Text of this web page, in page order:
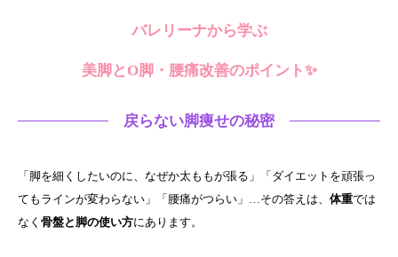
バレリーナから学ぶ
美脚とO脚・腰痛改善のポイント✨
戻らない脚痩せの秘密
「脚を細くしたいのに、なぜか太ももが張る」「ダイエットを頑張っ
てもラインが変わらない」「腰痛がつらい」…その答えは、 体重では
なく 骨盤と脚の使い方にあります。